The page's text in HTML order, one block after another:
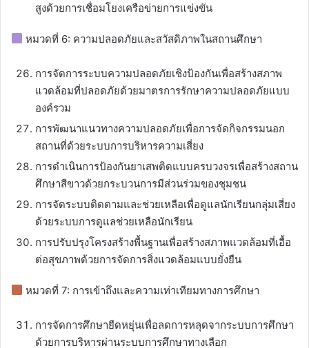
สูงด้วยการเชื่อมโยงเครือข่ายการแข่งขัน
หมวดที่ 6: ความปลอดภัยและสวัสดิภาพในสถานศึกษา
การจัดการระบบความปลอดภัยเชิงป้องกันเพื่อสร้างสภาพ
แวดล้อมที่ปลอดภัยด้วยมาตรการรักษาความปลอดภัยแบบ
องค์รวม
การพัฒนาแนวทางความปลอดภัยเพื่อการจัดกิจกรรมนอก
สถานที่ด้วยระบบการบริหารความเสี่ยง
การดำเนินการป้องกันยาเสพติดแบบครบวงจรเพื่อสร้างสถาน
ศึกษาสีขาวด้วยกระบวนการมีส่วนร่วมของชุมชน
การจัดระบบติดตามและช่วยเหลือเพื่อดูแลนักเรียนกลุ่มเสี่ยง
ด้วยระบบการดูแลช่วยเหลือนักเรียน
การปรับปรุงโครงสร้างพื้นฐานเพื่อสร้างสภาพแวดล้อมที่เอื้อ
ต่อสุขภาพด้วยการจัดการสิ่งแวดล้อมแบบยั่งยืน
หมวดที่ 7: การเข้าถึงและความเท่าเทียมทางการศึกษา
การจัดการศึกษายืดหยุ่นเพื่อลดการหลุดจากระบบการศึกษา
ด้วยการบริหารผ่านระบบการศึกษาทางเลือก